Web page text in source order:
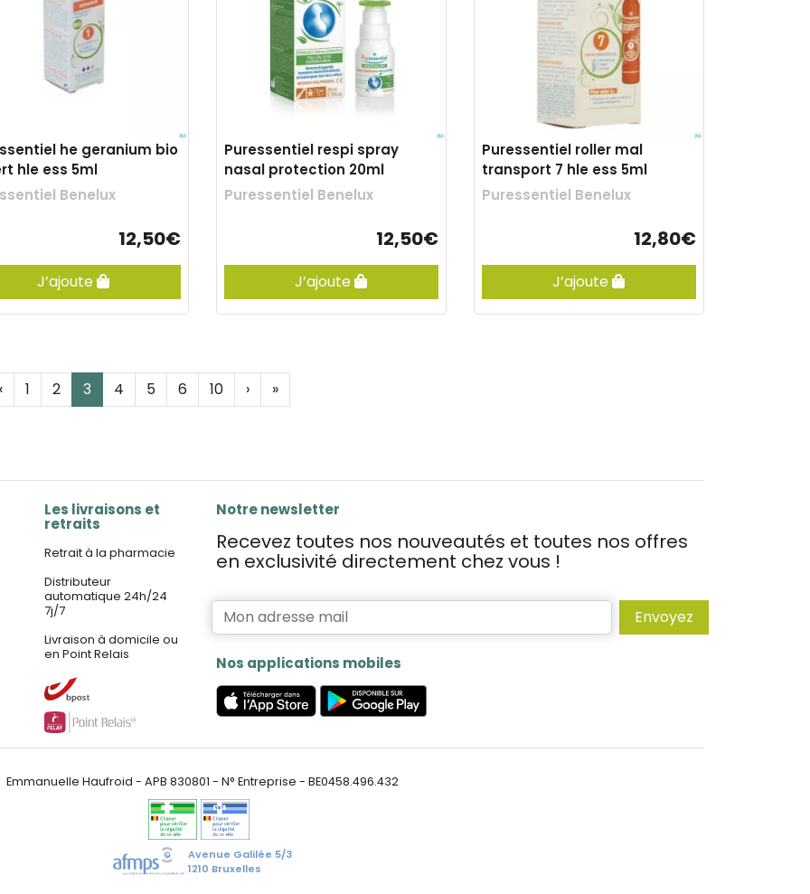
he geranium bio
hle ess 5ml
Benelux
12,50€
J’ajoute
Puressentiel respi spray
nasal protection 20ml
Puressentiel Benelux
12,50€
J’ajoute
Puressentiel roller mal
transport 7 hle ess 5ml
Puressentiel Benelux
12,80€
J’ajoute
‹ 1 2 3 4 5 6 10 › »
Les livraisons et
retraits
Retrait à la pharmacie
Distributeur
automatique 24h/24
7j/7
Livraison à domicile ou
en Point Relais
Notre newsletter
Recevez toutes nos nouveautés et toutes nos offres
en exclusivité directement chez vous !
Envoyez
Nos applications mobiles
Emmanuelle Haufroid - APB 830801 - N° Entreprise - BE0458.496.432
Avenue Galilée 5/3
1210 Bruxelles